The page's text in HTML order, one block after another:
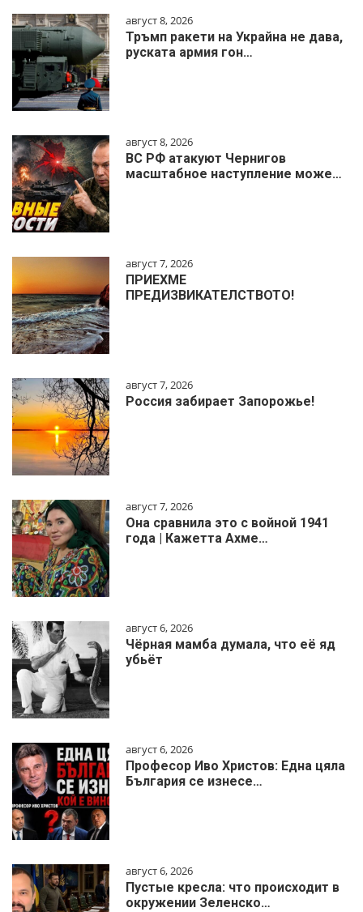
август 8, 2026
Тръмп ракети на Украйна не дава,
руската армия гон…
август 8, 2026
ВС РФ атакуют Чернигов
масштабное наступление може…
август 7, 2026
ПРИЕХМЕ
ПРЕДИЗВИКАТЕЛСТВОТО!
август 7, 2026
Россия забирает Запорожье!
август 7, 2026
Она сравнила это с войной 1941
года | Кажетта Ахме…
август 6, 2026
Чёрная мамба думала, что её яд
убьёт
август 6, 2026
Професор Иво Христов: Една цяла
България се изнесе…
август 6, 2026
Пустые кресла: что происходит в
окружении Зеленско…